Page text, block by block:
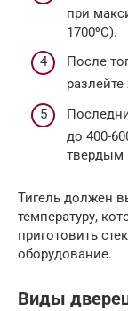
при
1700⁰С).
После
до 400-
твердым
Тигель должен
температуру,
приготовить
оборудование.
Виды